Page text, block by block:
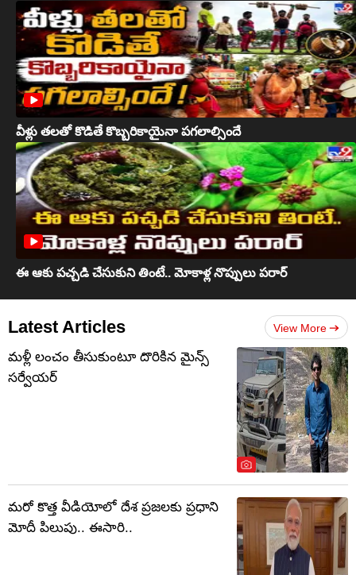
వీళ్లు తలతో కొడితే కొబ్బరికాయైనా పగలాల్సిందే
ఈ ఆకు పచ్చడి చేసుకుని తింటే.. మోకాళ్ల నొప్పులు పరార్‌
Latest Articles View More
మళ్లీ లంచం తీసుకుంటూ దొరికిన మైన్స్
సర్వేయర్
మరో కొత్త వీడియోలో దేశ ప్రజలకు ప్రధాని
మోదీ పిలుపు.. ఈసారి..